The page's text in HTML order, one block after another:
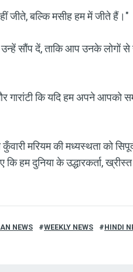
जीते, बल्कि मसीह हम में जीते हैं।"
सौंप दें, ताकि आप उनके लोगों
गारांटी कि यदि हम अपने आपको
कुँवारी मरियम की मध्यस्थता को
कि हम दुनिया के उद्धारकर्ता,
NEWS WEEKLY NEWS HINDI